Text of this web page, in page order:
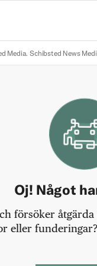
Media. Schibsted News
Oj! Något
försöker
eller